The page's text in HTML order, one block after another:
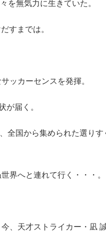
を無気力に生きていた。
すまでは。
ッカーセンスを発揮。
が届く。
全国から集められた選りす
界へと連れて行く・・・。
、天才ストライカー・凪